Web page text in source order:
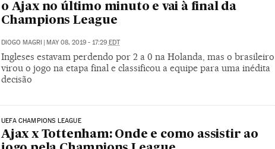
o Ajax no último minuto e vai à final da
Champions League
DIOGO MAGRI | MAY 08, 2019 - 17:29 EDT
Ingleses estavam perdendo por 2 a 0 na Holanda, mas o brasileiro
virou o jogo na etapa final e classificou a equipe para uma inédita
decisão
UEFA CHAMPIONS LEAGUE
Ajax x Tottenham: Onde e como assistir ao